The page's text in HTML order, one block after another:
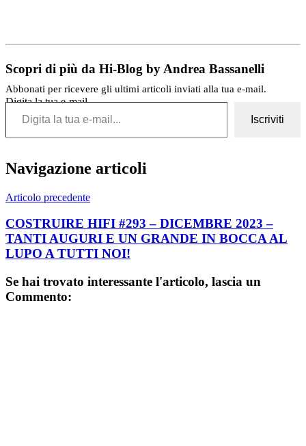
Scopri di più da Hi-Blog by Andrea Bassanelli
Abbonati per ricevere gli ultimi articoli inviati alla tua e-mail.
Digita la tua e-mail...
Iscriviti
Navigazione articoli
Articolo precedente
COSTRUIRE HIFI #293 – DICEMBRE 2023 –
TANTI AUGURI E UN GRANDE IN BOCCA AL
LUPO A TUTTI NOI!
Se hai trovato interessante l'articolo, lascia un
Commento: